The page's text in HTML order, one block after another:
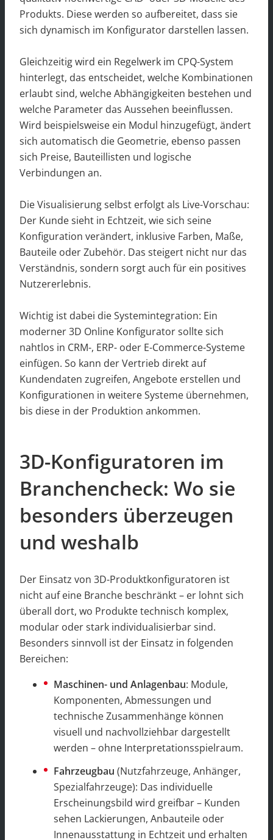
Produkts. Diese werden so aufbereitet, dass sie
sich dynamisch im Konfigurator darstellen lassen.
Gleichzeitig wird ein Regelwerk im CPQ-System
hinterlegt, das entscheidet, welche Kombinationen
erlaubt sind, welche Abhängigkeiten bestehen und
welche Parameter das Aussehen beeinflussen.
Wird beispielsweise ein Modul hinzugefügt, ändert
sich automatisch die Geometrie, ebenso passen
sich Preise, Bauteillisten und logische
Verbindungen an.
Die Visualisierung selbst erfolgt als Live-Vorschau:
Der Kunde sieht in Echtzeit, wie sich seine
Konfiguration verändert, inklusive Farben, Maße,
Bauteile oder Zubehör. Das steigert nicht nur das
Verständnis, sondern sorgt auch für ein positives
Nutzererlebnis.
Wichtig ist dabei die Systemintegration: Ein
moderner 3D Online Konfigurator sollte sich
nahtlos in CRM-, ERP- oder E-Commerce-Systeme
einfügen. So kann der Vertrieb direkt auf
Kundendaten zugreifen, Angebote erstellen und
Konfigurationen in weitere Systeme übernehmen,
bis diese in der Produktion ankommen.
3D-Konfiguratoren im
Branchencheck: Wo sie
besonders überzeugen
und weshalb
Der Einsatz von 3D-Produktkonfiguratoren ist
nicht auf eine Branche beschränkt – er lohnt sich
überall dort, wo Produkte technisch komplex,
modular oder stark individualisierbar sind.
Besonders sinnvoll ist der Einsatz in folgenden
Bereichen:
Maschinen- und Anlagenbau: Module,
Komponenten, Abmessungen und
technische Zusammenhänge können
visuell und nachvollziehbar dargestellt
werden – ohne Interpretationsspielraum.
Fahrzeugbau (Nutzfahrzeuge, Anhänger,
Spezialfahrzeuge): Das individuelle
Erscheinungsbild wird greifbar – Kunden
sehen Lackierungen, Anbauteile oder
Innenausstattung in Echtzeit und erhalten